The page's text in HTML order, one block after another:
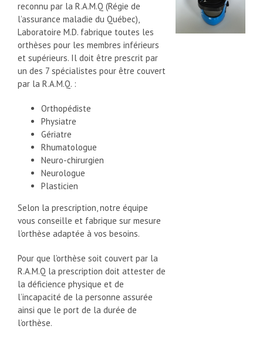
reconnu par la R.A.M.Q (Régie de
l’assurance maladie du Québec),
Laboratoire M.D. fabrique toutes les
orthèses pour les membres inférieurs
et supérieurs. Il doit être prescrit par
un des 7 spécialistes pour être couvert
par la R.A.M.Q. :
Orthopédiste
Physiatre
Gériatre
Rhumatologue
Neuro-chirurgien
Neurologue
Plasticien
Selon la prescription, notre équipe
vous conseille et fabrique sur mesure
l’orthèse adaptée à vos besoins.
Pour que l’orthèse soit couvert par la
R.A.M.Q la prescription doit attester de
la déficience physique et de
l’incapacité de la personne assurée
ainsi que le port de la durée de
l’orthèse.